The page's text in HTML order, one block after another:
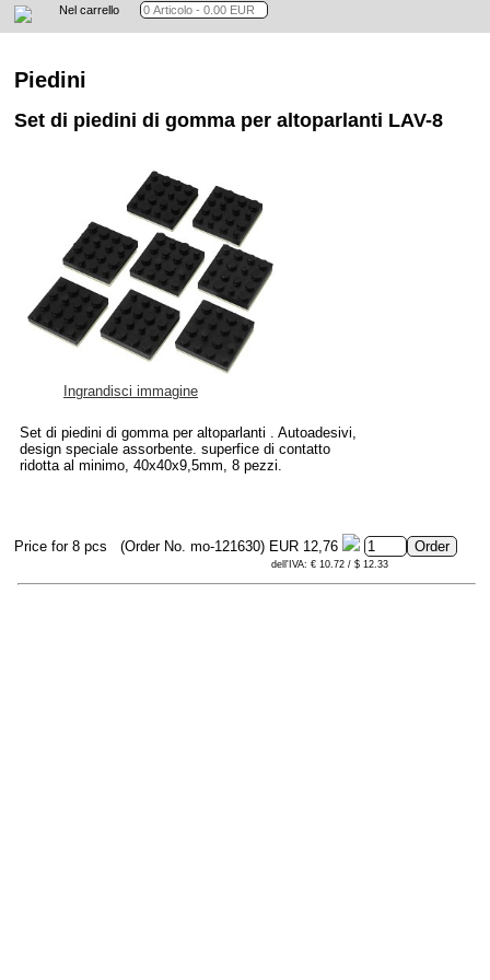
Nel carrello
Piedini
Set di piedini di gomma per altoparlanti LAV-8
Ingrandisci immagine
Set di piedini di gomma per altoparlanti . Autoadesivi,
design speciale assorbente. superfice di contatto
ridotta al minimo, 40x40x9,5mm, 8 pezzi.
Price for 8 pcs (Order No. mo-121630) EUR 12,76
dell'IVA: € 10.72 / $ 12.33